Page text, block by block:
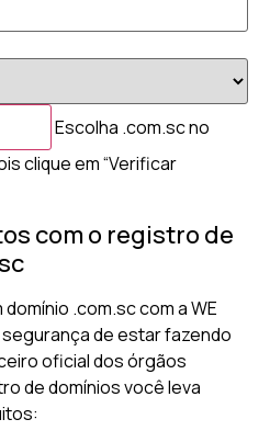
Escolha .com.sc no
clique em “Verificar
com o registro de
.com.sc com a WE
de estar fazendo
oficial dos órgãos
de domínios você leva